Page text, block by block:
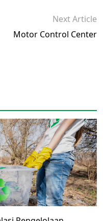
Next Article
Motor Control Center